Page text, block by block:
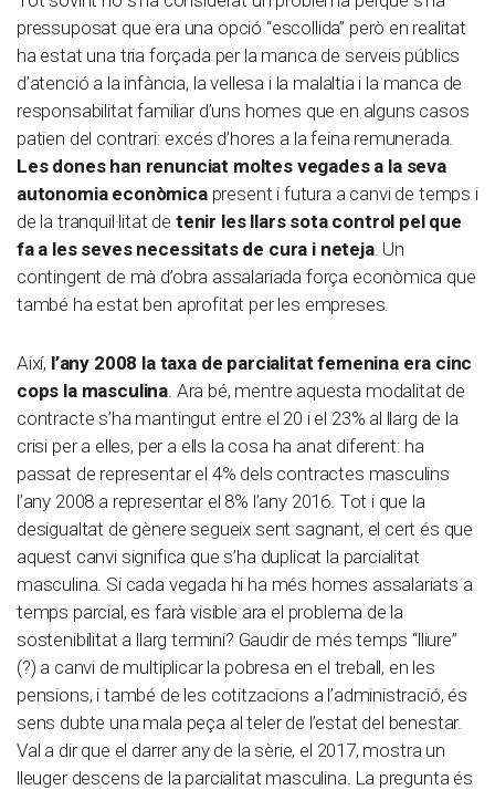
pressuposat que era una opció “escollida” però en realitat
ha estat una tria forçada per la manca de serveis públics
d’atenció a la infància, la vellesa i la malaltia i la manca de
responsabilitat familiar d’uns homes que en alguns casos
patien del contrari: excés d’hores a la feina remunerada.
Les dones han renunciat moltes vegades a la seva
autonomia econòmicapresent i futura a canvi de temps i
de la tranquil·litat de tenir les llars sota control pel que
fa a les seves necessitats de cura i neteja. Un
contingent de mà d’obra assalariada força econòmica que
també ha estat ben aprofitat per les empreses.
Així, l’any 2008 la taxa de parcialitat femenina era cinc
cops la masculina. Ara bé, mentre aquesta modalitat de
contracte s’ha mantingut entre el 20 i el 23% al llarg de la
crisi per a elles, per a ells la cosa ha anat diferent: ha
passat de representar el 4% dels contractes masculins
l’any 2008 a representar el 8% l’any 2016. Tot i que la
desigualtat de gènere segueix sent sagnant, el cert és que
aquest canvi significa que s’ha duplicat la parcialitat
masculina. Si cada vegada hi ha més homes assalariats a
temps parcial, es farà visible ara el problema de la
sostenibilitat a llarg termini? Gaudir de més temps “lliure”
(?) a canvi de multiplicar la pobresa en el treball, en les
pensions, i també de les cotitzacions a l’administració, és
sens dubte una mala peça al teler de l’estat del benestar.
Val a dir que el darrer any de la sèrie, el 2017, mostra un
lleuger descens de la parcialitat masculina. La pregunta és